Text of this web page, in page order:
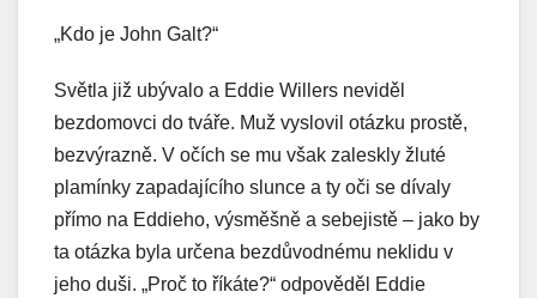
„Kdo je John Galt?“
Světla již ubývalo a Eddie Willers neviděl
bezdomovci do tváře. Muž vyslovil otázku prostě,
bezvýrazně. V očích se mu však zaleskly žluté
plamínky zapadajícího slunce a ty oči se dívaly
přímo na Eddieho, výsměšně a sebejistě – jako by
ta otázka byla určena bezdůvodnému neklidu v
jeho duši. „Proč to říkáte?“ odpověděl Eddie